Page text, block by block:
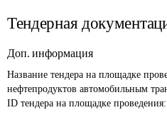
Тендерная
Доп. информация
Название тендера на площадке
нефтепродуктов автомобильным
ID тендера на площадке проведения: